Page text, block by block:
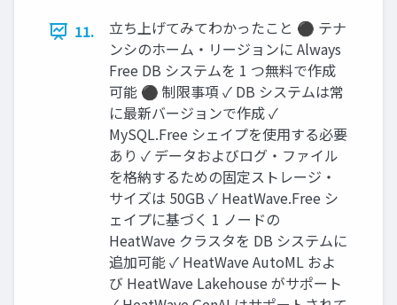
11.
立ち上げてみてわかったこと ⚫ テナ
ンシのホーム・リージョンに Always
Free DB システムを 1 つ無料で作成
可能 ⚫ 制限事項 ✓ DB システムは常
に最新バージョンで作成 ✓
MySQL.Free シェイプを使用する必要
あり ✓ データおよびログ・ファイル
を格納するための固定ストレージ・
サイズは 50GB ✓ HeatWave.Free シ
ェイプに基づく 1 ノードの
HeatWave クラスタを DB システムに
追加可能 ✓ HeatWave AutoML およ
び HeatWave Lakehouse がサポート